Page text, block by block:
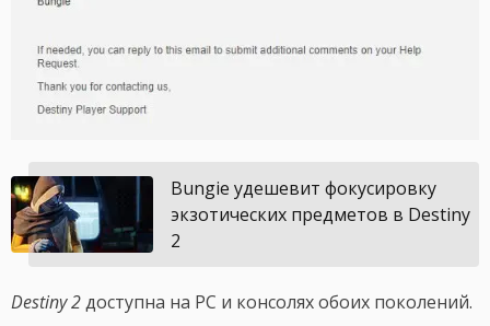
Bungie удешевит фокусировку
экзотических предметов в Destiny
2
Destiny 2доступна на PC и консолях обоих поколений.